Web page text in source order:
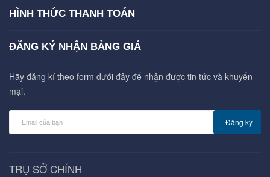
HÌNH THỨC THANH TOÁN
ĐĂNG KÝ NHẬN BẢNG GIÁ
Hãy đăng kí theo form dưới đây để nhận được tin tức và khuyến
mại.
Đăng ký
TRỤ SỞ CHÍNH